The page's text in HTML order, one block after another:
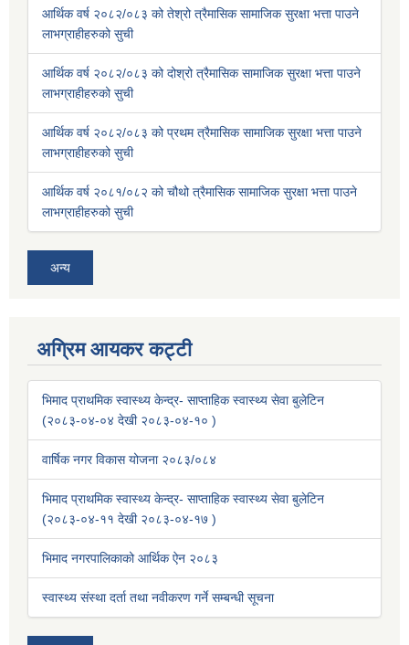
आर्थिक वर्ष २०८२/०८३ को तेश्रो त्रैमासिक सामाजिक सुरक्षा भत्ता पाउने
लाभग्राहीहरुको सुची
आर्थिक वर्ष २०८२/०८३ को दोश्रो त्रैमासिक सामाजिक सुरक्षा भत्ता पाउने
लाभग्राहीहरुको सुची
आर्थिक वर्ष २०८२/०८३ को प्रथम त्रैमासिक सामाजिक सुरक्षा भत्ता पाउने
लाभग्राहीहरुको सुची
आर्थिक वर्ष २०८१/०८२ को चौथो त्रैमासिक सामाजिक सुरक्षा भत्ता पाउने
लाभग्राहीहरुको सुची
अन्य
अग्रिम आयकर कट्टी
भिमाद प्राथमिक स्वास्थ्य केन्द्र- साप्ताहिक स्वास्थ्य सेवा बुलेटिन
(२०८३-०४-०४ देखी २०८३-०४-१० )
वार्षिक नगर विकास योजना २०८३/०८४
भिमाद प्राथमिक स्वास्थ्य केन्द्र- साप्ताहिक स्वास्थ्य सेवा बुलेटिन
(२०८३-०४-११ देखी २०८३-०४-१७ )
भिमाद नगरपालिकाको आर्थिक ऐन २०८३
स्वास्थ्य संस्था दर्ता तथा नवीकरण गर्ने सम्बन्धी सूचना